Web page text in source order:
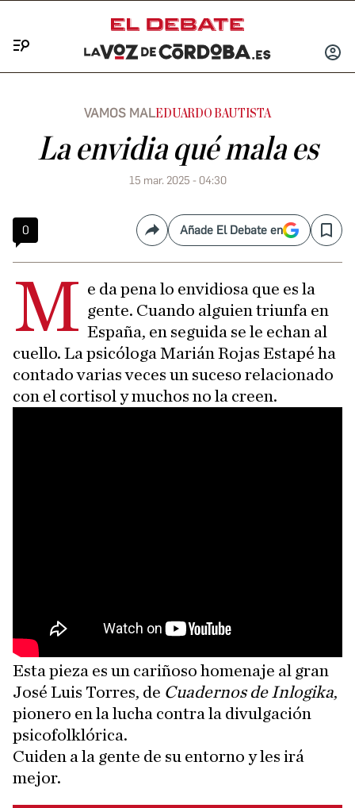
INICIAR
VAMOS MAL EDUARDO BAUTISTA
La envidia qué mala es
15 mar. 2025 - 04:30
0 CompartirAñade El Debate en Save
M e da pena lo envidiosa que es la
gente. Cuando alguien triunfa en
España, en seguida se le echan al
cuello. La psicóloga Marián Rojas Estapé ha
contado varias veces un suceso relacionado
con el cortisol y muchos no la creen.
Esta pieza es un cariñoso homenaje al gran
José Luis Torres, de Cuadernos de Inlogika,
pionero en la lucha contra la divulgación
psicofolklórica.
Cuiden a la gente de su entorno y les irá
mejor.